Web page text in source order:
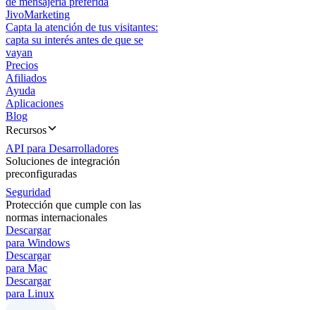
JivoMarketing
Capta la atención de tus visitantes:
capta su interés antes de que se
vayan
Precios
Afiliados
Ayuda
Aplicaciones
Blog
Recursos
API para Desarrolladores
Soluciones de integración
preconfiguradas
Seguridad
Protección que cumple con las
normas internacionales
Descargar
para Windows
Descargar
para Mac
Descargar
para Linux